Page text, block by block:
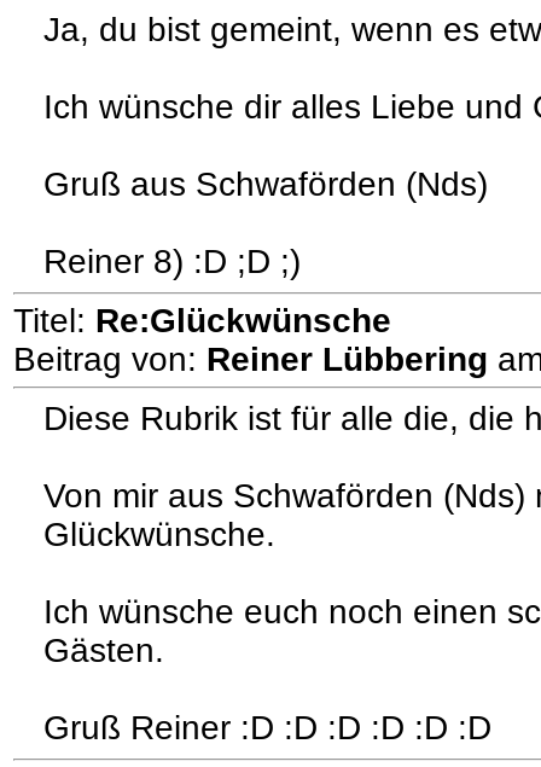
Ja, du bist gemeint, wenn es
Ich wünsche dir alles Liebe und
Gruß aus Schwaförden (Nds)
Reiner 8) :D ;D ;)
Titel: Re:Glückwünsche
Beitrag von: Reiner Lübbering
Diese Rubrik ist für alle die, die
Von mir aus Schwaförden (Nds)
Glückwünsche.
Ich wünsche euch noch einen
Gästen.
Gruß Reiner :D :D :D :D :D :D